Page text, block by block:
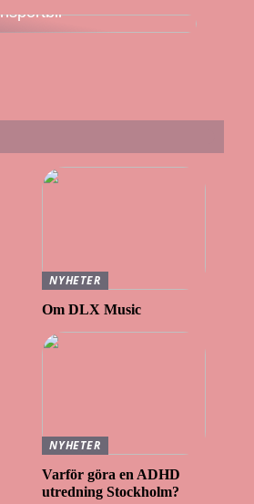
NYHETER
Om DLX Music
NYHETER
Varför göra en ADHD
utredning Stockholm?